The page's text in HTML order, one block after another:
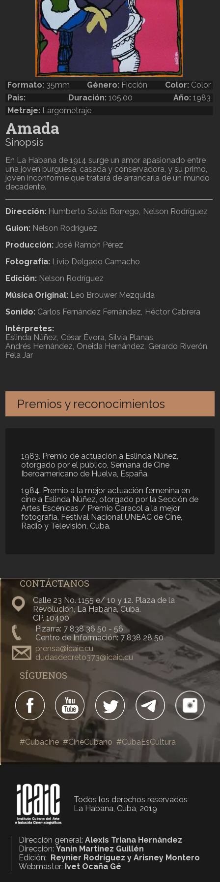
Formato: 35mm Género: Ficción Color: Color
Pais:
Duración: 105.00 Año: 1983
Metraje: Largometraje
Amada
Sinopsis
En La Habana de 1914 surge un amor apasionado entre
una joven burguesa, casada y conservadora, y su primo,
joven inconforme que tratará de arrancarla de un mundo
decadente.
Dirección: Humberto Solás Borrego
Nelson Rodríguez
Guion: Nelson Rodríguez
Producción: José Ramón Pérez
Fotografía: Livio Delgado Camacho
Edición: Nelson Rodríguez
Música Original: Leo Brouwer Mezquida
Sonido: Carlos Fernández Fernández
Héctor Cabrera
Intérpretes:
Eslinda Núñez César Évora Silvia Planas
Andrés Hernández Oneida Hernández Gerardo Riverón
Fela Jar
Premios y reconocimientos
1983. Premio de actuación a Eslinda Núñez,
otorgado por el público, Semana de Cine
Iberoamericano de Huelva, España.
1984. Premio a la mejor actuación femenina en
cine a Eslinda Núñez, otorgado por la Sección de
Artes Escénicas / Premio Caracol a la mejor
fotografía, Festival Nacional UNEAC de Cine,
Radio y Televisión, Cuba.
CONTÁCTANOS
Calle 23 No. 1155 e/ 10 y 12. Plaza de la
Revolución, La Habana, Cuba.
CP. 10400
Pizarra: 7 838 36 50 - 56
Centro de Información: 7 838 28 50
prensa@icaic.cu
dudasdecreto373@icaic.cu
SÍGUENOS
#Cubacine #CineCubano #CubaEsCultura
Todos los derechos reservados
La Habana, Cuba, 2019
Dirección general:Alexis Triana Hernández
Dirección:Yanín Martinez Guillén
Edición: Reynier Rodríguez y Arisney Montero
Webmaster: Ivet Ocaña Gé